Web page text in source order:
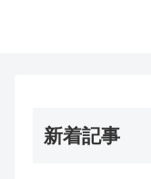
新着記事